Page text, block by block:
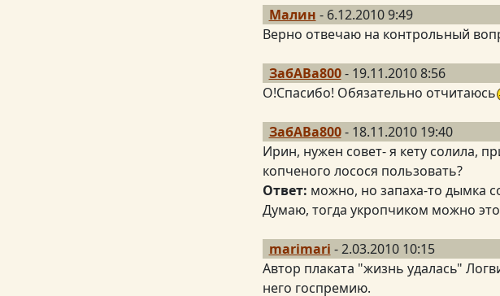
Малин - 6.12.2010 9:49
Верно отвечаю на контрольный
ЗабАВа800- 19.11.2010 8:56
О!Спасибо! Обязательно отчитаюсь
ЗабАВа800- 18.11.2010 19:40
Ирин, нужен совет- я кету солила,
копченого лосося пользовать?
Ответ: можно, но запаха-то дымка
Думаю, тогда укропчиком можно
marimari - 2.03.2010 10:15
Автор плаката "жизнь удалась"
него госпремию.